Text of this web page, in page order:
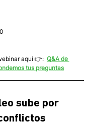
aquí 👉: Q&A de
tus preguntas
sube por